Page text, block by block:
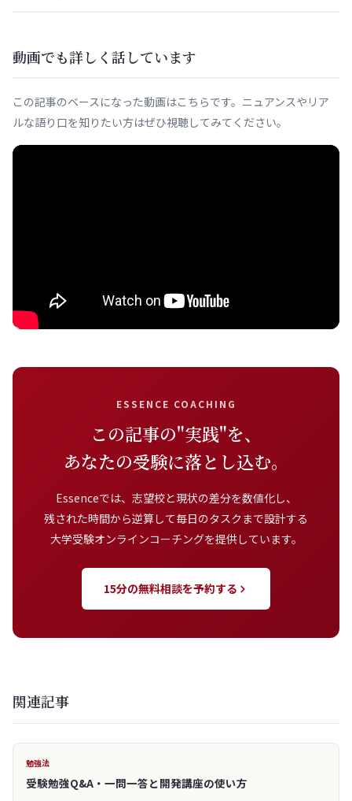
動画でも詳しく話しています
この記事のベースになった動画はこちらです。ニュアンスやリア
ルな語り口を知りたい方はぜひ視聴してみてください。
ESSENCE COACHING
この記事の"実践"を、
あなたの受験に落とし込む。
Essenceでは、志望校と現状の差分を数値化し、
残された時間から逆算して毎日のタスクまで設計する
大学受験オンラインコーチングを提供しています。
15分の無料相談を予約する
関連記事
勉強法
受験勉強Q&A・一問一答と開発講座の使い方